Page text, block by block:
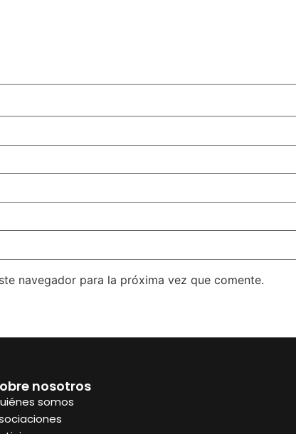
navegador para la próxima vez que comente.
nosotros
somos